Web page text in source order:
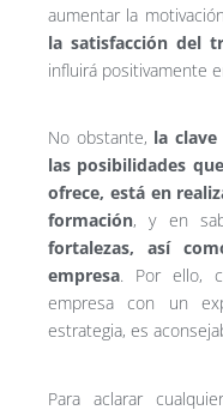
aumentar la
la satisfacción del
influirá positivamente
No obstante, la
las posibilidades
ofrece, está en
formación, y en
fortalezas, así
empresa. Por ello,
empresa con un
estrategia, es
Para aclarar